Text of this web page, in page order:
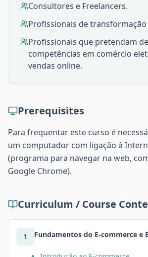
Consultores e Freelancers.
Profissionais de
Profissionais que pretendam
competências em comércio
vendas online.
Prerequisites
Para frequentar este curso é
um computador com ligação à
(programa para navegar na web,
Google Chrome).
Curriculum / Course
1 Fundamentos do E-commerce e